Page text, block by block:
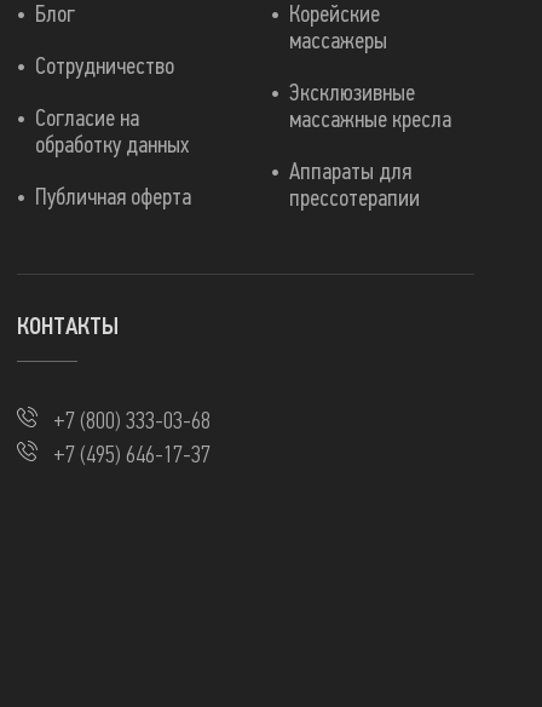
Корейские
массажеры
Эксклюзивные
массажные кресла
Аппараты для
прессотерапии
Блог
Сотрудничество
Согласие на
обработку данных
Публичная оферта
КОНТАКТЫ
+7 (800) 333-03-68
+7 (495) 646-17-37